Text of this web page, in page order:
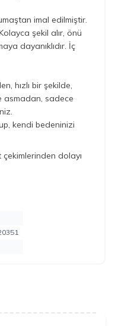
imal edilmiştir.
şekil alır, önü
dayanıklıdır. İç
hızlı bir şekilde,
asmadan, sadece
kendi bedeninizi
dolayı